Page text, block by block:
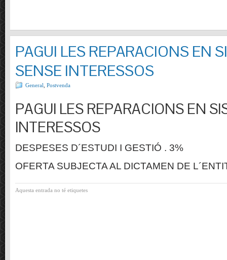
PAGUI LES REPARACIONS EN
SENSE INTERESSOS
General Postvenda
PAGUI LES REPARACIONS EN
INTERESSOS
DESPESES D´ESTUDI I GESTIÓ . 3%
OFERTA SUBJECTA AL DICTAMEN DE
Aquesta entrada no té etiquetes